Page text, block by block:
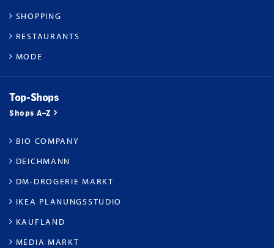
SHOPPING
RESTAURANTS
MODE
Top-Shops
Shops A–Z
BIO COMPANY
DEICHMANN
DM-DROGERIE MARKT
IKEA PLANUNGSSTUDIO
KAUFLAND
MEDIA MARKT